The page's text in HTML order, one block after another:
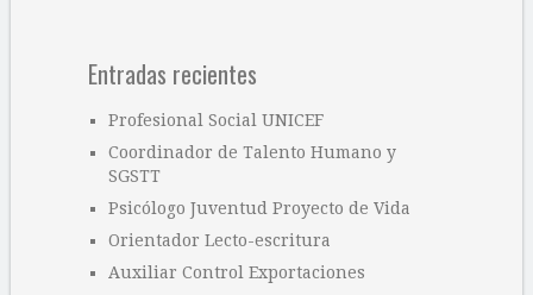
Entradas recientes
Profesional Social UNICEF
Coordinador de Talento Humano y
SGSTT
Psicólogo Juventud Proyecto de Vida
Orientador Lecto-escritura
Auxiliar Control Exportaciones